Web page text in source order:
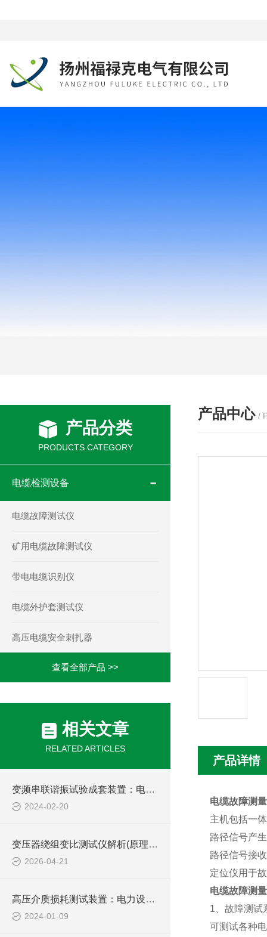
产品分类
PRODUCTS CATEGORY
电缆检测设备
电缆故障测试仪
矿用电缆故障测试仪
带电电缆识别仪
电缆外护套测试仪
高压电缆安全刺扎器
查看全部产品 >>
相关文章
RELATED ARTICLES
变频串联谐振试验成套装置：电力设备检测的得力助手
2024-02-20
变压器绕组变比测试仪解析(原理、功能及现场应用)
2026-04-21
高压介质损耗测试装置：电力设备绝缘检测的关键工具
2024-01-09
产品中心 /
产品详情
电缆故障测
主机包括一
路径信号产
路径信号接
定位仪用于
电缆故障测
1、故障测试
可测试各种